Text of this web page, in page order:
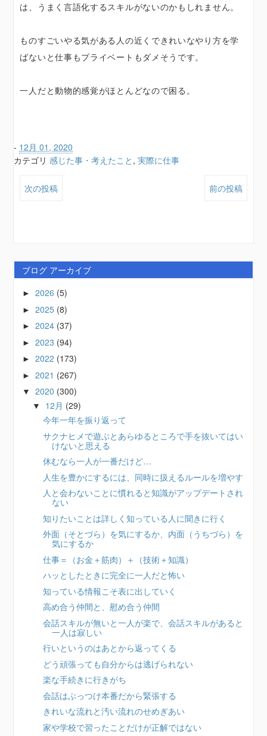
は、うまく言語化するスキルがないのかもしれません。
ものすごいやる気がある人の近くできれいなやり方を学
ばないと仕事もプライベートもダメそうです。
一人だと動物的感覚がほとんどなので困る。
- 12月 01, 2020
カテゴリ 感じた事・考えたこと ,実際に仕事
次の投稿 前の投稿
ブログ アーカイブ
►2026 (5)
►2025 (8)
►2024 (37)
►2023 (94)
►2022 (173)
►2021 (267)
▼2020 (300)
▼ 12月 (29)
今年一年を振り返って
サクナヒメで遊ぶとあらゆるところで手を抜いてはい
けないと思える
休むなら一人が一番だけど…
人生を豊かにするには、同時に扱えるルールを増やす
人と会わないことに慣れると知識がアップデートされ
ない
知りたいことは詳しく知っている人に聞きに行く
外面（そとづら）を気にするか、内面（うちづら）を
気にするか
仕事＝（お金＋筋肉）＋（技術＋知識）
ハッとしたときに完全に一人だと怖い
知っている情報こそ表に出していく
高め合う仲間と、慰め合う仲間
会話スキルが無いと一人が楽で、会話スキルがあると
一人は寂しい
行いというのはあとから返ってくる
どう頑張っても自分からは逃げられない
楽な手続きに行きがち
会話はぶっつけ本番だから緊張する
きれいな流れと汚い流れのせめぎあい
家や学校で習ったことだけが正解ではない